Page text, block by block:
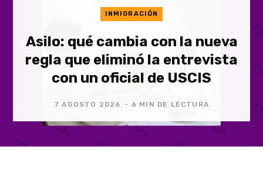
o
k
INMIGRACIÓN
Asilo: qué cambia con la nueva
regla que eliminó la entrevista
con un oficial de USCIS
7 AGOSTO 2026 6 MIN DE LECTURA